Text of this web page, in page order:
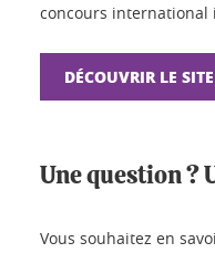
concours international
DÉCOUVRIR LE
Une question ?
Vous souhaitez en